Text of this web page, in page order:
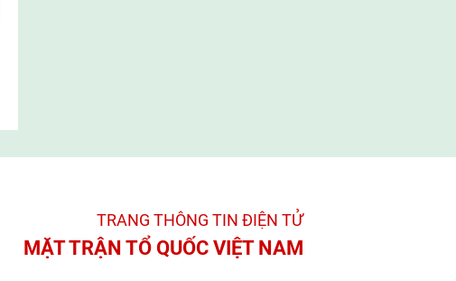
TRANG THÔNG TIN ĐIỆN TỬ­
MẶT TRẬN TỔ QUỐC VIỆT NAM